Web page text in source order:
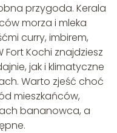
przygoda. Kerala
morza i mleka
curry, imbirem,
Kochi znajdziesz
jak i klimatyczne
Warto zjeść choć
mieszkańców,
bananowca, a